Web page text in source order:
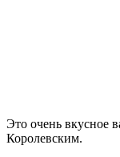
Это очень вкусное
Королевским.